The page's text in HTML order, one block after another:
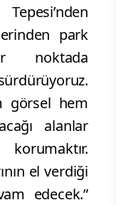
park
noktada
görsel hem
alanlar
el verdiği
edecek.”